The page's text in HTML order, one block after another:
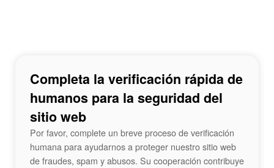
Completa la verificación rápida de
humanos para la seguridad del
sitio web
Por favor, complete un breve proceso de verificación
humana para ayudarnos a proteger nuestro sitio web
de fraudes, spam y abusos. Su cooperación contribuye